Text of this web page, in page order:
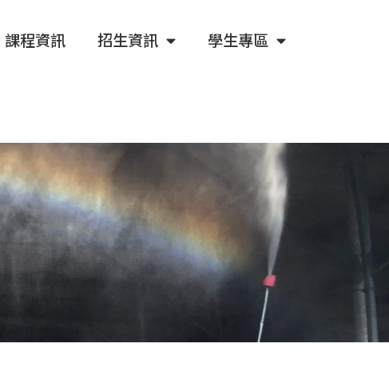
課程資訊 招生資訊
學生專區